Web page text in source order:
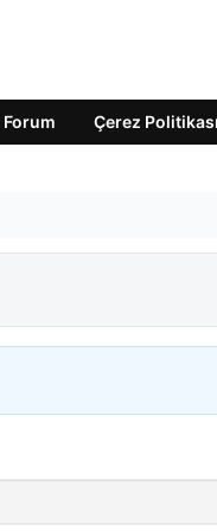
Forum Çerez